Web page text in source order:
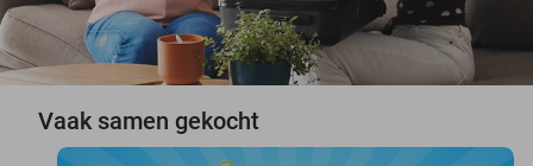
Vaak samen gekocht